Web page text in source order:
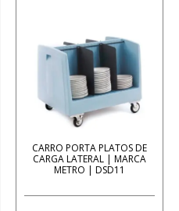
CARRO PORTA PLATOS DE
CARGA LATERAL | MARCA
METRO | DSD11